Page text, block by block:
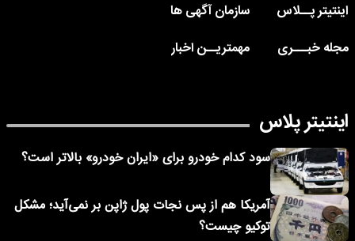
اینتیتر پــلاس
سازمان آگهی ها
مجله خبـــری
مهمتریــن اخبار
اینتیتر پلاس
سود کدام خودرو برای «ایران خودرو» بالاتر است؟
آمریکا هم از پس نجات پول ژاپن بر نمی‌آید؛ مشکل
توکیو چیست؟